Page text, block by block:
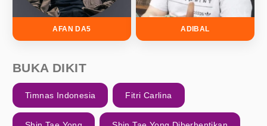
AFAN DA5 ADIBAL
BUKA DIKIT
Timnas Indonesia Fitri Carlina